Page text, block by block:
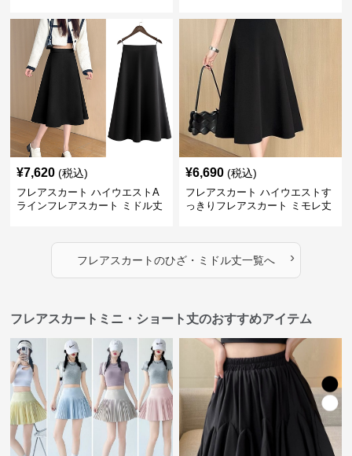
¥7,620 (税込)
フレアスカート ハイウエストA
ラインフレアスカート ミドル丈
¥6,690 (税込)
フレアスカート ハイウエストす
っきりフレアスカート ミモレ丈
フレアスカートのひざ・ミドル丈一覧へ ›
フレアスカートミニ・ショート丈のおすすめアイテム